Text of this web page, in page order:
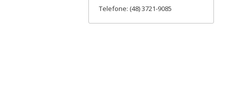
Telefone: (48) 3721-9085